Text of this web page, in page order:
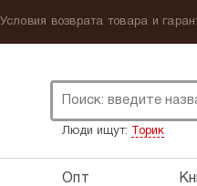
Условия возврата товара и
Люди ищут: Торик
Опт